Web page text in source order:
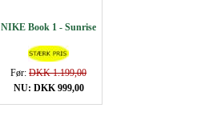
NIKE Book 1 - Sunrise
Før: DKK 1.199,00
NU: DKK 999,00